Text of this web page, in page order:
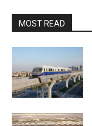
MOST READ